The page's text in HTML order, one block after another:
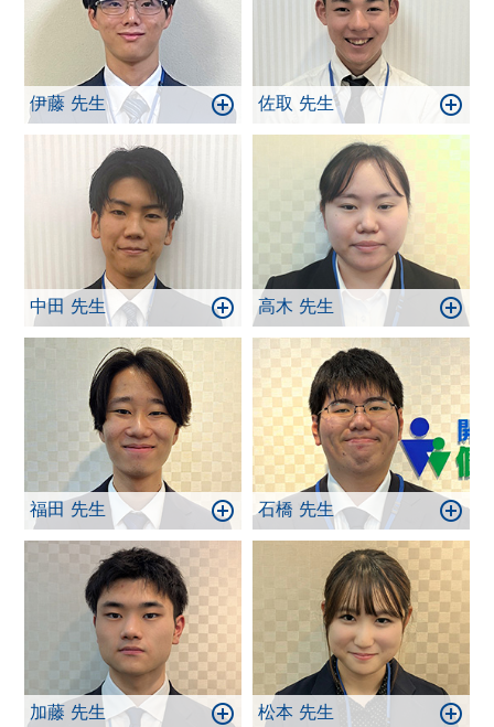
伊藤 先生 佐取 先生
中田 先生 高木 先生
福田 先生 石橋 先生
加藤 先生 松本 先生